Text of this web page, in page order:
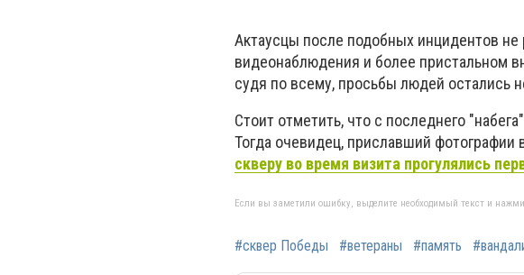
Актаусцы после подобных инцидентов не
видеонаблюдения и более пристальном
судя по всему, просьбы людей остались
Стоит отметить, что с последнего
Тогда очевидец, приславший
скверу во время визита прогулялись
Если вы заметили ошибку, выделите необходимый текст и
#сквер Победы #ветераны #память